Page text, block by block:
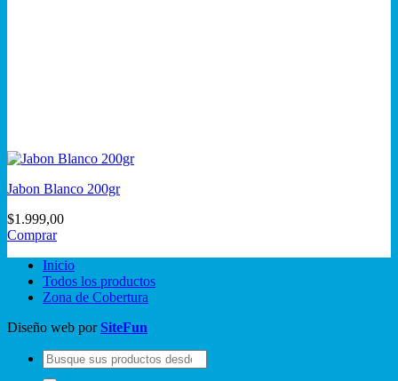
Jabon Blanco 200gr
$1.999,00
Comprar
Inicio
Todos los productos
Zona de Cobertura
Diseño web porSiteFun
Buscar
por: